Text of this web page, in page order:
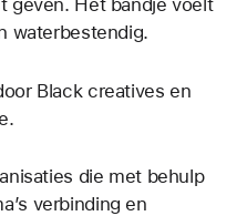
geven. Het bandje voelt
waterbestendig.
Black creatives en
die met behulp
verbinding en